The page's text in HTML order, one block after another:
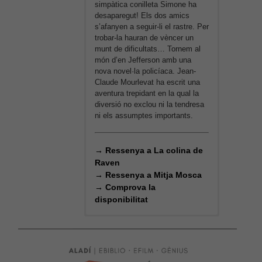
caixes i més caixes. Els records
d’en Mus, i de la seva família,
durant generacions… Hi trobaran
alguna cosa per poder participar
als encants i demostrar a la
Pistatxeta que hi ha vida fora de
l’aigua?
→
Comprova la
disponibilitat
simpàtica conilleta Simone ha
desaparegut! Els dos amics
s’afanyen a seguir-li el rastre. Per
trobar-la hauran de vèncer un
munt de dificultats… Tornem al
món d’en Jefferson amb una
nova novel·la policíaca. Jean-
Claude Mourlevat ha escrit una
aventura trepidant en la qual la
diversió no exclou ni la tendresa
ni els assumptes importants.
→ Ressenya a La colina de
Raven
→ Ressenya a Mitja Mosca
→ Comprova la
disponibilitat
possible
durant la
vostra visita.
Si rebutges
aquestes
cookies,
alguna
funcionalitat
desapareixerà
del lloc web.